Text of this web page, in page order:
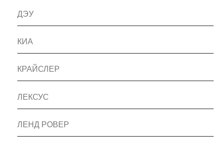
ДЭУ
КИА
КРАЙСЛЕР
ЛЕКСУС
ЛЕНД РОВЕР